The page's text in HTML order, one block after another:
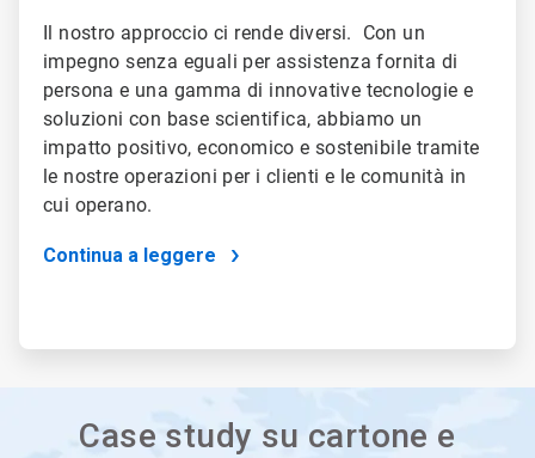
Il nostro approccio ci rende diversi. Con un
impegno senza eguali per assistenza fornita di
persona e una gamma di innovative tecnologie e
soluzioni con base scientifica, abbiamo un
impatto positivo, economico e sostenibile tramite
le nostre operazioni per i clienti e le comunità in
cui operano.
Continua a leggere
Case study su cartone e